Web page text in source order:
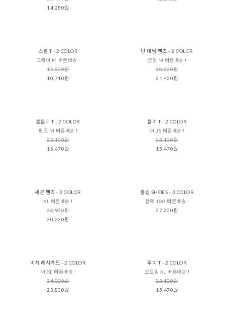
14,280원
스웰 T - 2 COLOR
그레이 M 빠른배송 !
15,300원
10,710원
던 데님 팬츠 - 2 COLOR
연청 M 빠른배송 !
30,600원
21,420원
블론디 T - 2 COLOR
핑크 M 빠른배송 !
22,100원
15,470원
블리 T - 2 COLOR
M,JS 빠른배송 !
22,100원
15,470원
세븐 팬츠 - 3 COLOR
XL 빠른배송 !
28,900원
20,230원
플립 SHOES - 3 COLOR
블랙 180 빠른배송 !
27,200원
비치 래시가드 - 2 COLOR
M,XL 빠른배송 !
34,000원
23,800원
루이 T - 2 COLOR
오트밀 XL 빠른배송 !
22,100원
15,470원